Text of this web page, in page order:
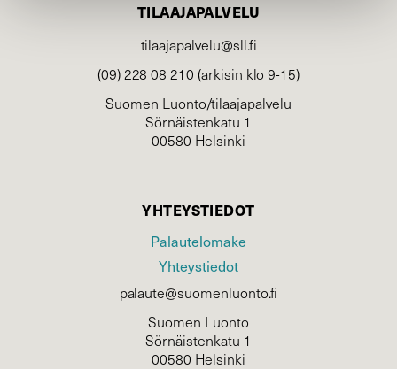
TILAAJAPALVELU
tilaajapalvelu@sll.fi
(09) 228 08 210 (arkisin klo 9-15)
Suomen Luonto/tilaajapalvelu
Sörnäistenkatu 1
00580 Helsinki
YHTEYSTIEDOT
Palautelomake
Yhteystiedot
palaute@suomenluonto.fi
Suomen Luonto
Sörnäistenkatu 1
00580 Helsinki